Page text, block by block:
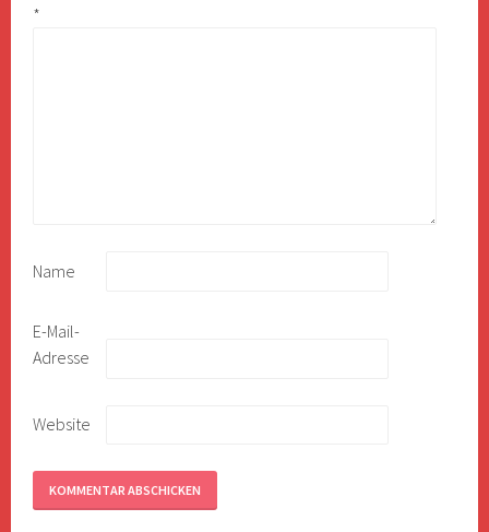
*
Name
E-Mail-
Adresse
Website